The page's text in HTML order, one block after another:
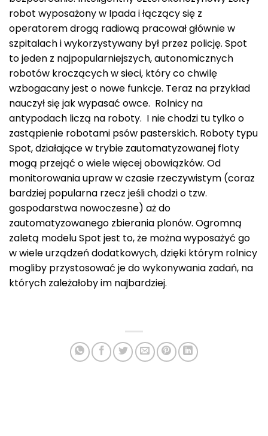
robot wyposażony w Ipada i łączący się z
operatorem drogą radiową pracował głównie w
szpitalach i wykorzystywany był przez policję. Spot
to jeden z najpopularniejszych, autonomicznych
robotów kroczących w sieci, który co chwilę
wzbogacany jest o nowe funkcje. Teraz na przykład
nauczył się jak wypasać owce. Rolnicy na
antypodach liczą na roboty. I nie chodzi tu tylko o
zastąpienie robotami psów pasterskich. Roboty typu
Spot, działające w trybie zautomatyzowanej floty
mogą przejąć o wiele więcej obowiązków. Od
monitorowania upraw w czasie rzeczywistym (coraz
bardziej popularna rzecz jeśli chodzi o tzw.
gospodarstwa nowoczesne) aż do
zautomatyzowanego zbierania plonów. Ogromną
zaletą modelu Spot jest to, że można wyposażyć go
w wiele urządzeń dodatkowych, dzięki którym rolnicy
mogliby przystosować je do wykonywania zadań, na
których zależałoby im najbardziej.